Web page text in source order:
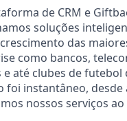
de CRM e
soluções
das
como bancos,
e até clubes de futebol
foi instantâneo, desde
nossos serviços